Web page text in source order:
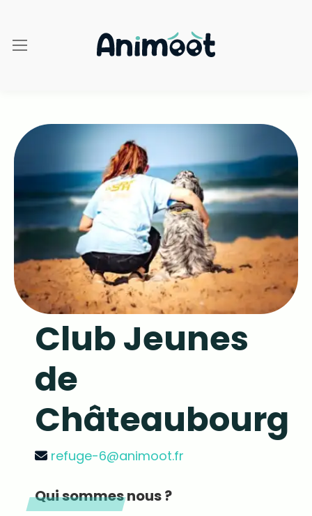
Club Jeunes
de
Châteaubourg
refuge-6@animoot.fr
Qui sommes nous ?